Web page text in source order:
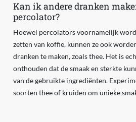
Kan ik andere dranken
percolator?
Hoewel percolators voornamelijk
zetten van koffie, kunnen ze ook
dranken te maken, zoals thee. Het is
onthouden dat de smaak en sterkte
van de gebruikte ingrediënten.
soorten thee of kruiden om unieke